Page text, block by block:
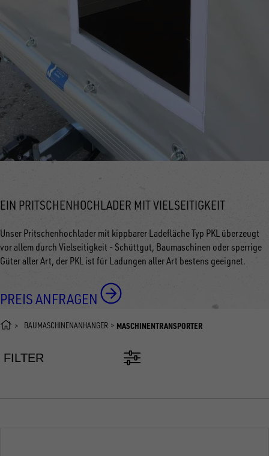
EIN PRITSCHENHOCHLADER MIT VIELSEITIGKEIT
Unser Pritschenhochlader mit kippbarer Ladefläche Typ PKL überzeugt
vor allem durch Vielseitigkeit - Schüttgut, Baumaschinen oder sperrige
Güter aller Art, der PKL ist für Ladungen aller Art bestens geeignet.
PREIS ANFRAGEN
BAUMASCHINENANHÄNGER MASCHINENTRANSPORTER
FILTER